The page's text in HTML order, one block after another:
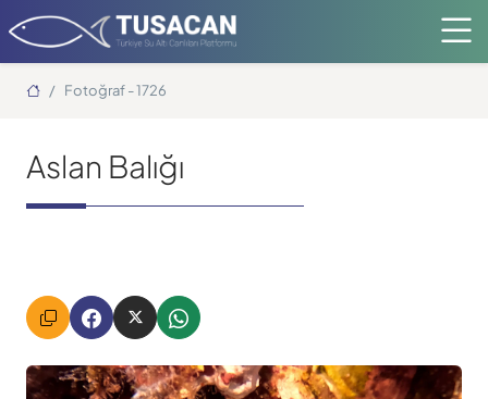
Ana Sayfa
Fotoğraf - 1726
Aslan Balığı